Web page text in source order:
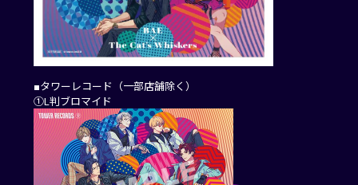
■タワーレコード（一部店舗除く）
①L判ブロマイド